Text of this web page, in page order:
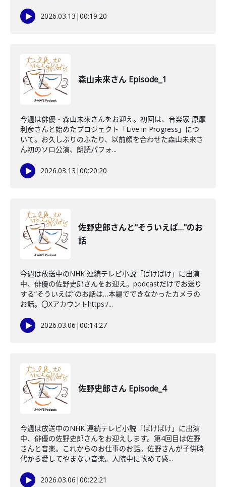
2026.03.13 |00:19:20
森山未來さん Episode_1
今週は俳優・森山未來さんをお迎え。初回は、音楽家 原摩
利彦さんと始めたプロジェクト「Live in Progress」につ
いて。お久しぶりのふたり、以前顔を合わせた森山未來さ
ん初のソロ公演、朗読パフォ...
2026.03.13 |00:20:20
佐野史郎さんと"そういえば…"のお
話
今週は放送中のNHK 連続テレビ小説「ばけばけ」に出演
中、俳優の佐野史郎さんをお迎え。podcastだけでお送り
する”そういえば”のお話は…本編でできなかったカメラの
お話。〇Xアカウントhttps:/...
2026.03.06 |00:14:27
佐野史郎さん Episode_4
今週は放送中のNHK 連続テレビ小説「ばけばけ」に出演
中、俳優の佐野史郎さんをお迎えします。第4回目は佐野
さんと音楽。これからのお仕事のお話。佐野さんが子供時
代から愛してやまない音楽。入院中に改めて感...
2026.03.06 |00:22:21